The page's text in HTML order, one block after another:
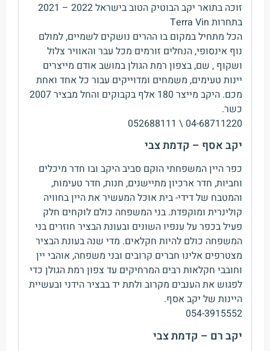
זוכה בתואר יקב הבוטיק הטוב בישראל 2022 – 2021
בתחרות Terra Vin
הכל מתחיל במקום בו ההרים נושקים לשמיים, למולם
נוף אינסופי, הנחלים זורמים מכל עבר והאוויר צלול
ושקוף , שם, בצפון רמת הגולן במושב אודם מייצרים
יינות טעימים, משמחים ומדוייקים עבור כל אחד ואחת
מכם. היקב מייצר 180 אלף בקבוקים והחל מבציר 2007
כשר.
04-68711220 \ 052688111
יקב אסף – קדמת צבי
כפר היין המשפחתי הוקם סביב היקב ובו חדר מיכלים
וחביות, חדר ארכיון מתיישנים, חנות, חדר טעימות,
והמטבח של דידי- בית אוכל המעשיר את היין בחוויה
קולינרית ומוקפדת. בני המשפחה כולם לוקחים חלק
פעיל בכפר על ענפיו השונים ובעונת הבציר חוזרים בני
המשפחה כולם להיות חקלאים. מדי שנה בעונת הבציר
מצטרפים אלינו חברים קרובים ובני משפחה, אוהבי יין
וחובבי חקלאות רבים המרחיקים עד צפון רמת הגולן כדי
לפגוש את הענבים מקרוב ולתת יד בבציר הידני ובעשיית
היינות של יקב אסף.
054-3915552
יקב רם – קדמת צבי